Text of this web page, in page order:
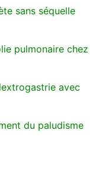
sans séquelle
pulmonaire chez
avec
du paludisme